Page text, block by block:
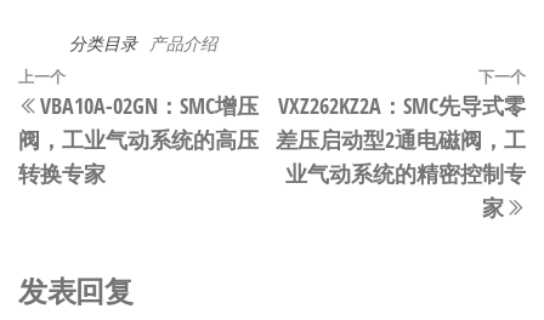
分类目录 产品介绍
文
章
导
上
一
篇
文
上一个
VBA10A-02GN：SMC增压
阀，工业气动系统的高压
转换专家
下一个
VXZ262KZ2A：SMC先导式零
差压启动型2通电磁阀，工
业气动系统的精密控制专
家
发表回复